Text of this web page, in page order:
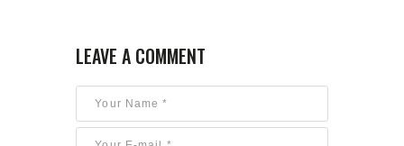
LEAVE A COMMENT